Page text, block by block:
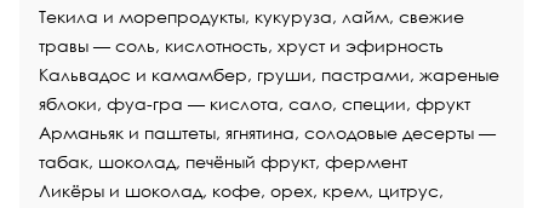
Текила и морепродукты, кукуруза, лайм, свежие
травы — соль, кислотность, хруст и эфирность
Кальвадос и камамбер, груши, пастрами, жареные
яблоки, фуа-гра — кислота, сало, специи, фрукт
Арманьяк и паштеты, ягнятина, солодовые десерты —
табак, шоколад, печёный фрукт, фермент
Ликёры и шоколад, кофе, орех, крем, цитрус,